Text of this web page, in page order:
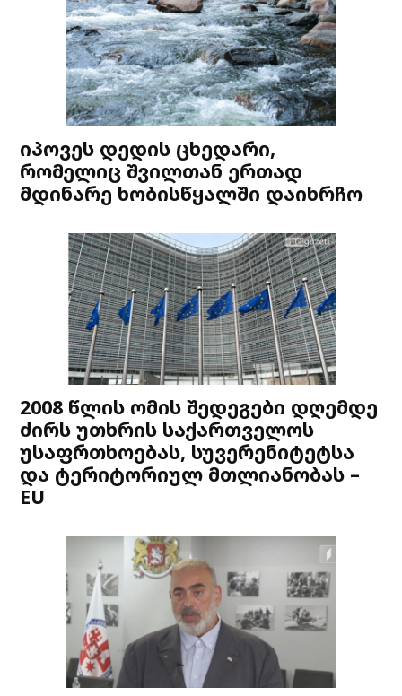
იპოვეს დედის ცხედარი,
რომელიც შვილთან ერთად
მდინარე ხობისწყალში დაიხრჩო
2008 წლის ომის შედეგები დღემდე
ძირს უთხრის საქართველოს
უსაფრთხოებას, სუვერენიტეტსა
და ტერიტორიულ მთლიანობას –
EU